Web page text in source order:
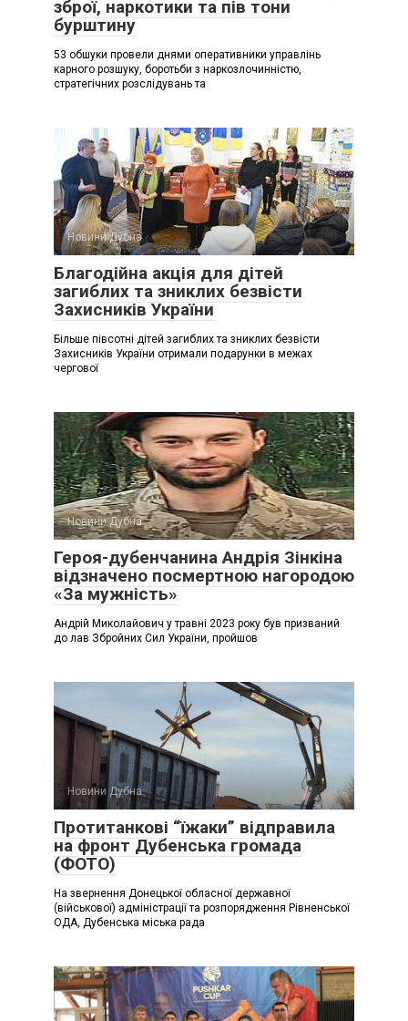
зброї, наркотики та пів тони
бурштину
53 обшуки провели днями оперативники управлінь
карного розшуку, боротьби з наркозлочинністю,
стратегічних розслідувань та
Новини Дубна
Благодійна акція для дітей
загиблих та зниклих безвісти
Захисників України
Більше півсотні дітей загиблих та зниклих безвісти
Захисників України отримали подарунки в межах
чергової
Новини Дубна
Героя-дубенчанина Андрія Зінкіна
відзначено посмертною нагородою
«За мужність»
Андрій Миколайович у травні 2023 року був призваний
до лав Збройних Сил України, пройшов
Новини Дубна
Протитанкові “їжаки” відправила
на фронт Дубенська громада
(ФОТО)
На звернення Донецької обласної державної
(військової) адміністрації та розпорядження Рівненської
ОДА, Дубенська міська рада